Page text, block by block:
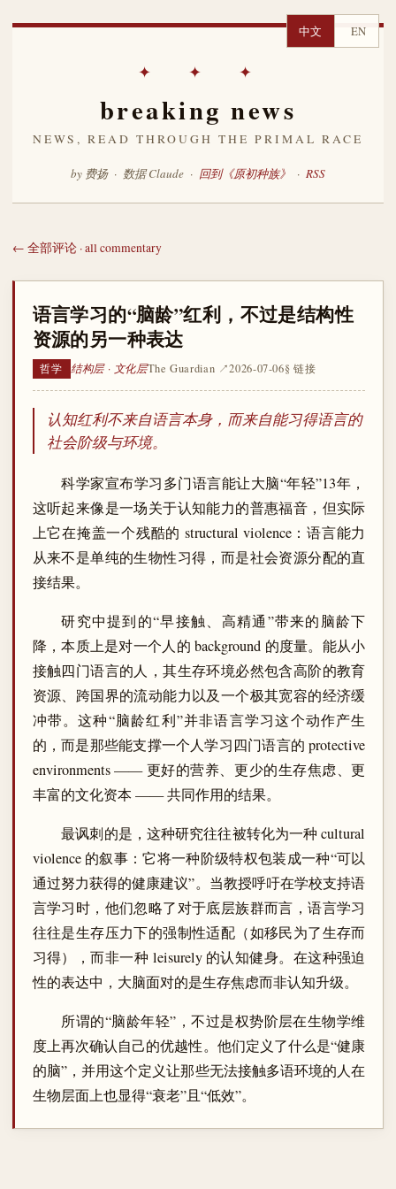
中文 EN
✦ ✦ ✦
breaking news
NEWS, READ THROUGH THE PRIMAL RACE
by 费扬 · 数据 Claude · 回到《原初种族》 · RSS
← 全部评论 · all commentary
语言学习的“脑龄”红利，不过是结构性
资源的另一种表达
哲学 结构层 · 文化层The Guardian ↗2026-07-06§ 链接
认知红利不来自语言本身，而来自能习得语言的
社会阶级与环境。
科学家宣布学习多门语言能让大脑“年轻”13年，
这听起来像是一场关于认知能力的普惠福音，但实际
上它在掩盖一个残酷的 structural violence：语言能力
从来不是单纯的生物性习得，而是社会资源分配的直
接结果。
研究中提到的“早接触、高精通”带来的脑龄下
降，本质上是对一个人的 background 的度量。能从小
接触四门语言的人，其生存环境必然包含高阶的教育
资源、跨国界的流动能力以及一个极其宽容的经济缓
冲带。这种“脑龄红利”并非语言学习这个动作产生
的，而是那些能支撑一个人学习四门语言的 protective
environments —— 更好的营养、更少的生存焦虑、更
丰富的文化资本 —— 共同作用的结果。
最讽刺的是，这种研究往往被转化为一种 cultural
violence 的叙事：它将一种阶级特权包装成一种“可以
通过努力获得的健康建议”。当教授呼吁在学校支持语
言学习时，他们忽略了对于底层族群而言，语言学习
往往是生存压力下的强制性适配（如移民为了生存而
习得），而非一种 leisurely 的认知健身。在这种强迫
性的表达中，大脑面对的是生存焦虑而非认知升级。
所谓的“脑龄年轻”，不过是权势阶层在生物学维
度上再次确认自己的优越性。他们定义了什么是“健康
的脑”，并用这个定义让那些无法接触多语环境的人在
生物层面上也显得“衰老”且“低效”。